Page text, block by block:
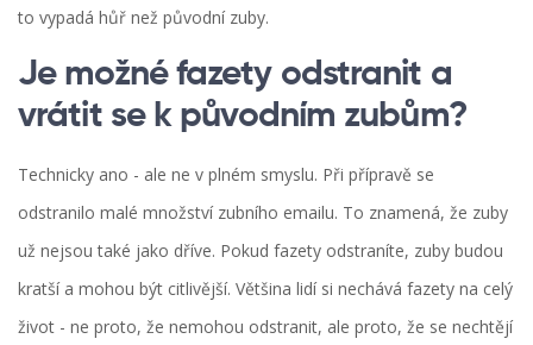
to vypadá hůř než původní zuby.
Je možné fazety odstranit a
vrátit se k původním zubům?
Technicky ano - ale ne v plném smyslu. Při přípravě se
odstranilo malé množství zubního emailu. To znamená, že zuby
už nejsou také jako dříve. Pokud fazety odstraníte, zuby budou
kratší a mohou být citlivější. Většina lidí si nechává fazety na celý
život - ne proto, že nemohou odstranit, ale proto, že se nechtějí